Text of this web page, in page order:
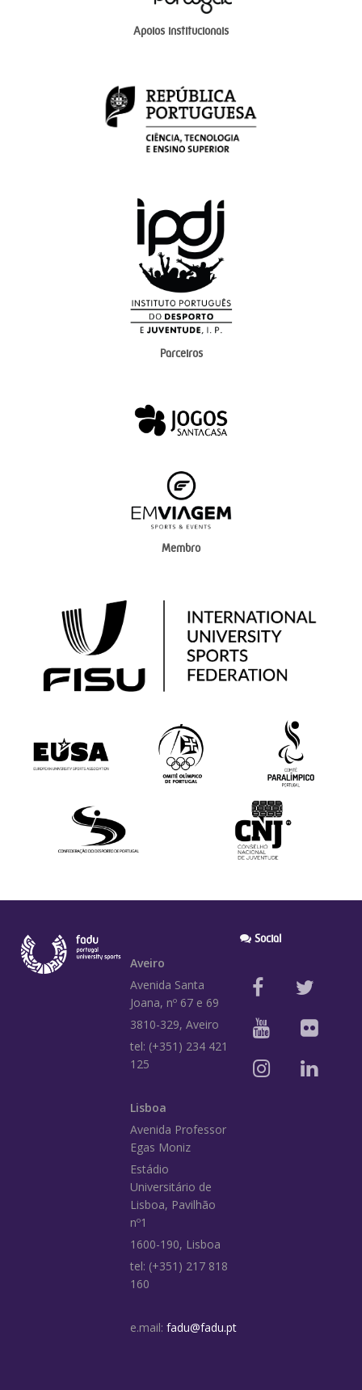
Apoios institucionais
Parceiros
Membro
Aveiro
Avenida Santa
Joana, nº 67 e 69
3810-329, Aveiro
tel: (+351) 234 421
125
Lisboa
Avenida Professor
Egas Moniz
Estádio
Universitário de
Lisboa, Pavilhão
nº1
1600-190, Lisboa
tel: (+351) 217 818
160
e.mail: fadu@fadu.pt
Social